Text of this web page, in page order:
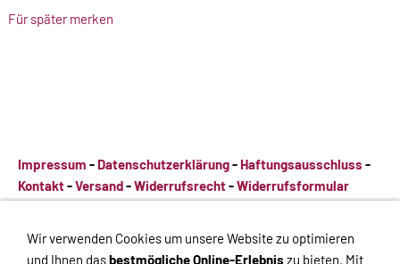
Für später merken
Impressum - Datenschutzerklärung- Haftungsausschluss -
Kontakt-Versand-Widerrufsrecht-Widerrufsformular
Impressum-Datenschutzerklärung-Haftungsausschluss
Kontakt-Versand-Widerrufsrecht -Widerrufsformular
Wir verwenden Cookies um unsere Website zu optimieren
und Ihnen dasbestmögliche Online-Erlebnis zu bieten. Mit